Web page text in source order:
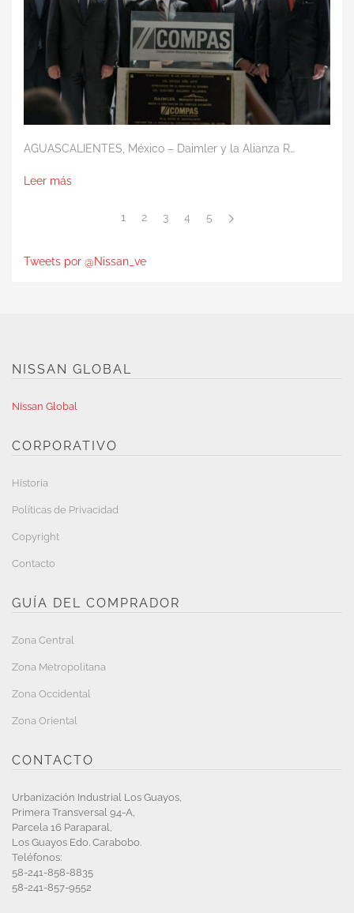
AGUASCALIENTES, México – Daimler y la Alianza R…
Leer más
1 2 3 4 5
Tweets por @Nissan_ve
NISSAN GLOBAL
Nissan Global
CORPORATIVO
Historia
Políticas de Privacidad
Copyright
Contacto
GUÍA DEL COMPRADOR
Zona Central
Zona Metropolitana
Zona Occidental
Zona Oriental
CONTACTO
Urbanización Industrial Los Guayos,
Primera Transversal 94-A,
Parcela 16 Paraparal,
Los Guayos Edo. Carabobo.
Teléfonos:
58-241-858-8835
58-241-857-9552